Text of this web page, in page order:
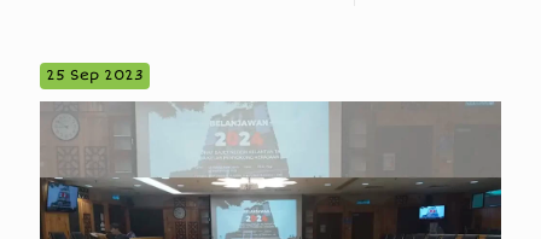
25 Sep 2023